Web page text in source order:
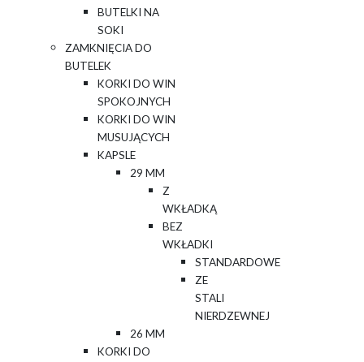
BUTELKI NA
SOKI
ZAMKNIĘCIA DO
BUTELEK
KORKI DO WIN
SPOKOJNYCH
KORKI DO WIN
MUSUJĄCYCH
KAPSLE
29 MM
Z
WKŁADKĄ
BEZ
WKŁADKI
STANDARDOWE
ZE
STALI
NIERDZEWNEJ
26 MM
KORKI DO